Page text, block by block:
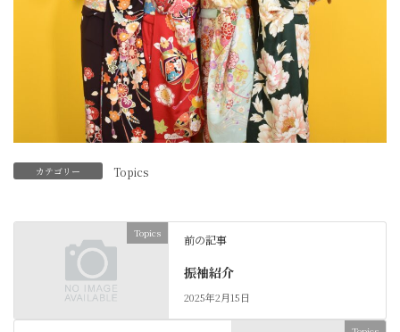
カテゴリー Topics
Topics 前の記事
振袖紹介
2025年2月15日